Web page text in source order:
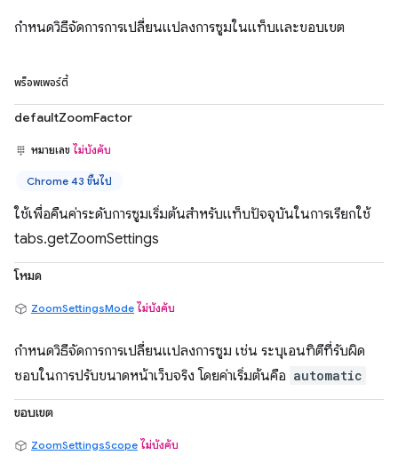
กำหนดวิธีจัดการการเปลี่ยนแปลงการซูมในแท็บและขอบเขต
พร็อพเพอร์ตี้
defaultZoomFactor
หมายเลข ไม่บังคับ
Chrome 43 ขึ้นไป
ใช้เพื่อคืนค่าระดับการซูมเริ่มต้นสำหรับแท็บปัจจุบันในการเรียกใช้
tabs.getZoomSettings
โหมด
ZoomSettingsMode ไม่บังคับ
กำหนดวิธีจัดการการเปลี่ยนแปลงการซูม เช่น ระบุเอนทิตีที่รับผิด
ชอบในการปรับขนาดหน้าเว็บจริง โดยค่าเริ่มต้นคือ automatic
ขอบเขต
ZoomSettingsScope ไม่บังคับ